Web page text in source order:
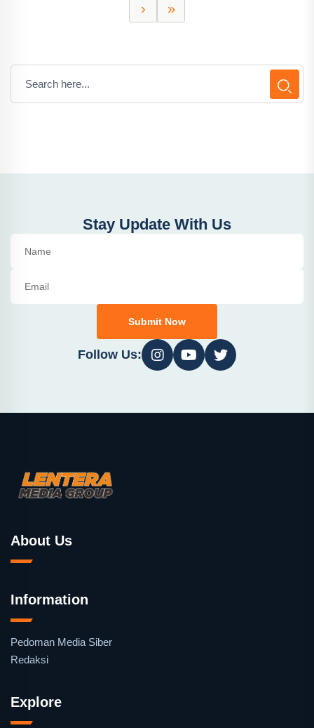
›
»
Stay Update With Us
Submit Now
Follow Us:
About Us
Information
Pedoman Media Siber
Redaksi
Explore